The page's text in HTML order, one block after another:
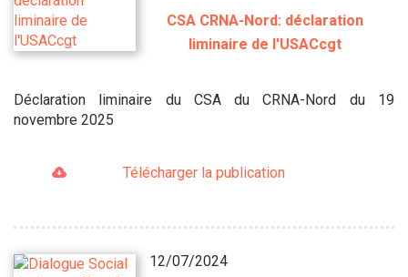
CSA CRNA-Nord: déclaration
liminaire de l'USACcgt
Déclaration liminaire du CSA du CRNA-Nord du 19
novembre 2025
Télécharger la publication
12/07/2024